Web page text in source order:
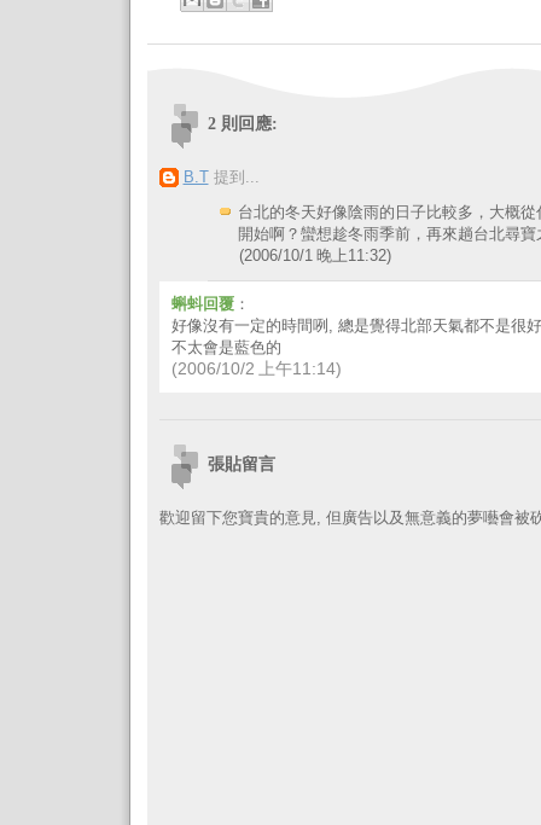
2 則回應:
B.T 提到...
台北的冬天好像陰雨的日子比較多，大概從
開始啊？蠻想趁冬雨季前，再來趟台北尋寶
(2006/10/1 晚上11:32)
蝌蚪回覆：
好像沒有一定的時間咧, 總是覺得北部天氣都不是很
不太會是藍色的
(2006/10/2 上午11:14)
張貼留言
歡迎留下您寶貴的意見, 但廣告以及無意義的夢囈會被